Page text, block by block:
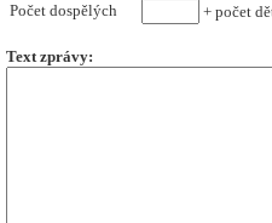
Počet dospělých
+ počet
Text zprávy: